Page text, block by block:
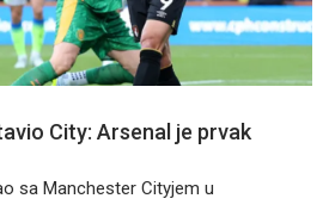
City: Arsenal je prvak
sa Manchester Cityjem u